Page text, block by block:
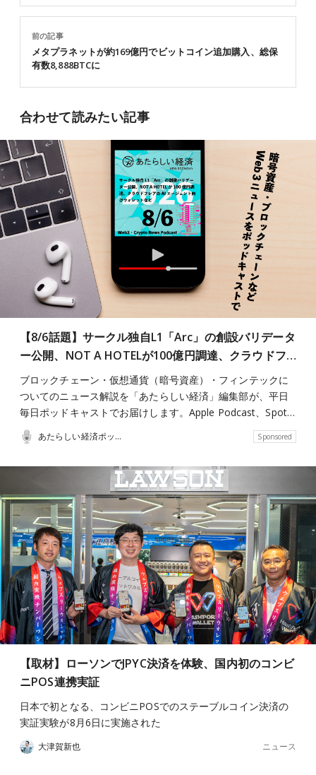
前の記事
メタプラネットが約169億円でビットコイン追加購入、総保
有数8,888BTCに
合わせて読みたい記事
【8/6話題】サークル独自L1「Arc」の創設バリデータ
ー公開、NOT A HOTELが100億円調達、クラウドフ…
ブロックチェーン・仮想通貨（暗号資産）・フィンテックに
ついてのニュース解説を「あたらしい経済」編集部が、平日
毎日ポッドキャストでお届けします。Apple Podcast、Spot…
あたらしい経済ポッドキャスト Sponsored
【取材】ローソンでJPYC決済を体験、国内初のコンビ
ニPOS連携実証
日本で初となる、コンビニPOSでのステーブルコイン決済の
実証実験が8月6日に実施された
大津賀新也 ニュース